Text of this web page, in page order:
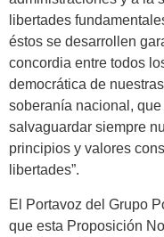
libertades
éstos se desarrollen
concordia entre todos
democrática de
soberanía nacional,
salvaguardar siempre
principios y valores
libertades”.
El Portavoz del Grupo
que esta Proposición